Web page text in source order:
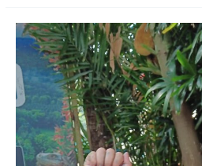
Siswi
RA
Al
Khoiriyyah
02
Semarang
Raih
Juara